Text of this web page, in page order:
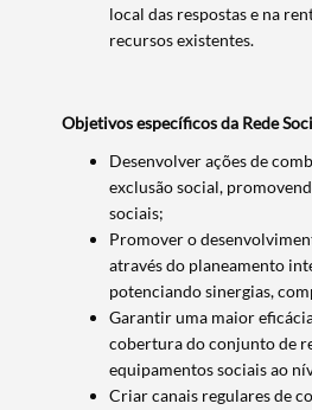
Termo de Pesquisa
local das respostas e na
recursos existentes.
Objetivos específicos da Rede
Desenvolver ações de
exclusão social,
sociais;
Promover o
através do planeamento
potenciando sinergias,
Garantir uma maior
cobertura do conjunto de
equipamentos sociais ao
Criar canais regulares de